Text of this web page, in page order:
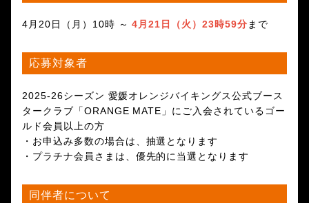
4月20日（月）10時 ～4月21日（火）23時59分 まで
応募対象者
2025-26シーズン 愛媛オレンジバイキングス公式ブース
タークラブ「ORANGE MATE」にご入会されているゴー
ルド会員以上の方
・お申込み多数の場合は、抽選となります
・プラチナ会員さまは、優先的に当選となります
同伴者について